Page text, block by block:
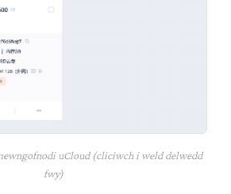
uCloud (cliciwch i weld delwedd
fwy)